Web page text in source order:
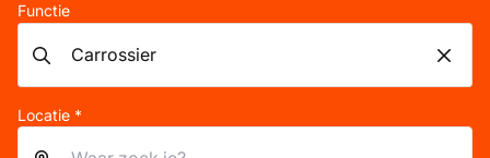
Functie
Locatie *